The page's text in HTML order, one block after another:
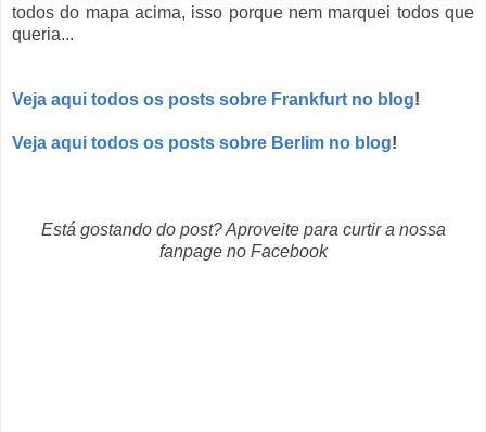
todos do mapa acima, isso porque nem marquei todos que
queria...
Veja aqui todos os posts sobre Frankfurt no blog!
Veja aqui todos os posts sobre Berlim no blog!
Está gostando do post? Aproveite para curtir a nossa
fanpage no Facebook